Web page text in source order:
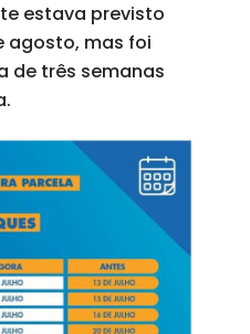
estava previsto
agosto, mas foi
de três semanas